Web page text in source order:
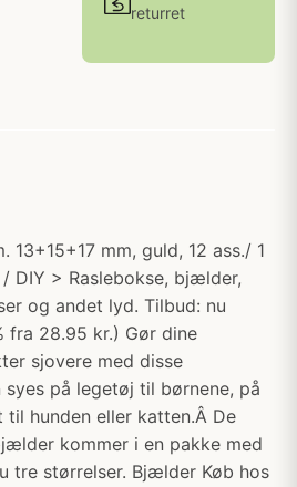
returret
13+15+17 mm, guld, 12 ass./ 1
DIY > Raslebokse, bjælder,
og andet lyd. Tilbud: nu
fra 28.95 kr.) Gør dine
sjovere med disse
på legetøj til børnene, på
hunden eller katten.Â De
kommer i en pakke med
tre størrelser. Bjælder Køb hos